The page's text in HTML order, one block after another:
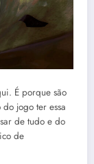
É porque são
jogo ter essa
de tudo e do
de